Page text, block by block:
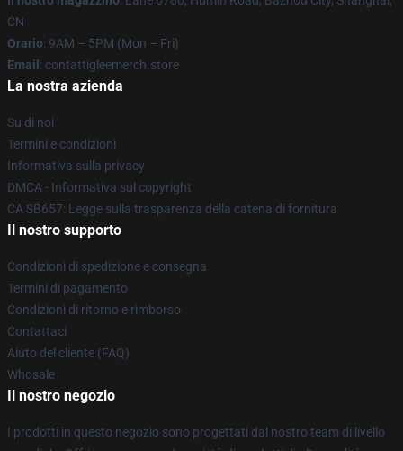
CN
Orario: 9AM – 5PM (Mon – Fri)
Email : contattigleemerch.store
La nostra azienda
Su di noi
Termini e condizioni
Informativa sulla privacy
DMCA - Informativa sul copyright
CA SB657: Legge sulla trasparenza della catena di fornitura
Il nostro supporto
Condizioni di spedizione e consegna
Termini di pagamento
Condizioni di ritorno e rimborso
Contattaci
Aiuto del cliente (FAQ)
Whosale
Il nostro negozio
I prodotti in questo negozio sono progettati dal nostro team di livello